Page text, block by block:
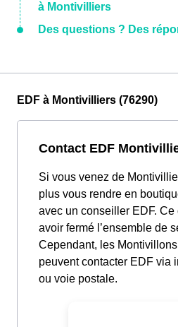
à Montivilliers
Des questions ? Des
EDF à Montivilliers (76290)
Contact EDF
Si vous venez de
plus vous rendre en
avec un conseiller EDF.
avoir fermé l’ensemble de
Cependant, les
peuvent contacter EDF via
ou voie postale.